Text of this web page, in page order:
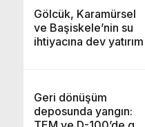
Gölcük, Karamürsel
ve Başiskele’nin su
ihtiyacına dev yatırım
Geri dönüşüm
deposunda yangın: